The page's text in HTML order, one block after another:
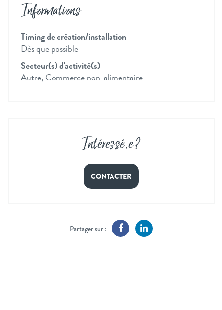
Informations
Timing de création/installation
Dès que possible
Secteur(s) d'activité(s)
Autre, Commerce non-alimentaire
Intéressé.e ?
CONTACTER
Partager sur :